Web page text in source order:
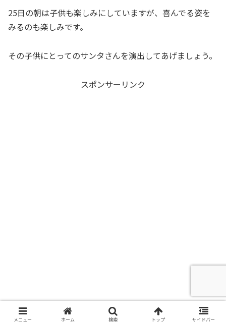
25日の朝は子供も楽しみにしていますが、喜んでる姿を
みるのも楽しみです。
その子供にとってのサンタさんを演出してあげましょう。
スポンサーリンク
メニュー ホーム 検索 トップ サイドバー